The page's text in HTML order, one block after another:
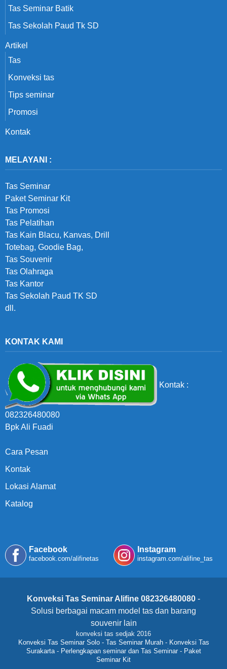
Tas Seminar Batik
Tas Sekolah Paud Tk SD
Artikel
Tas
Konveksi tas
Tips seminar
Promosi
Kontak
MELAYANI :
Tas Seminar
Paket Seminar Kit
Tas Promosi
Tas Pelatihan
Tas Kain Blacu, Kanvas, Drill
Totebag, Goodie Bag,
Tas Souvenir
Tas Olahraga
Tas Kantor
Tas Sekolah Paud TK SD
dll.
KONTAK KAMI
Kontak :
082326480080
Bpk Ali Fuadi
Cara Pesan
Kontak
Lokasi Alamat
Katalog
Facebook
facebook.com/alifinetas
Instagram
instagram.com/alifine_tas
Konveksi Tas Seminar Alifine 082326480080 -
Solusi berbagai macam model tas dan barang
souvenir lain
konveksi tas sedjak 2016
Konveksi Tas Seminar Solo- Tas Seminar Murah- Konveksi Tas
Surakarta- Perlengkapan seminar dan Tas Seminar- Paket
Seminar Kit